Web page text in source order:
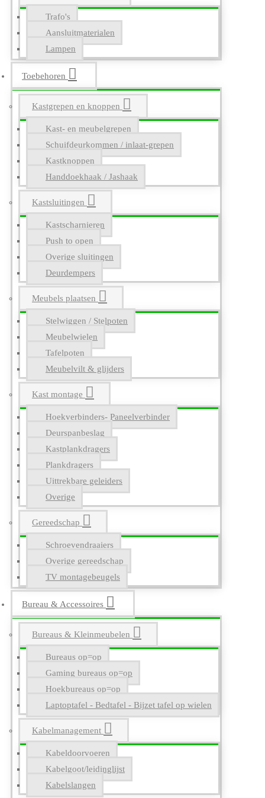
Trafo's
Aansluitmaterialen
Lampen
Toebehoren
Kastgrepen en knoppen
Kast- en meubelgrepen
Schuifdeurkommen / inlaat-grepen
Kastknoppen
Handdoekhaak / Jashaak
Kastsluitingen
Kastscharnieren
Push to open
Overige sluitingen
Deurdempers
Meubels plaatsen
Stelwiggen / Stelpoten
Meubelwielen
Tafelpoten
Meubelvilt & glijders
Kast montage
Hoekverbinders- Paneelverbinder
Deurspanbeslag
Kastplankdragers
Plankdragers
Uittrekbare geleiders
Overige
Gereedschap
Schroevendraaiers
Overige gereedschap
TV montagebeugels
Bureau & Accessoires
Bureaus & Kleinmeubelen
Bureaus op=op
Gaming bureaus op=op
Hoekbureaus op=op
Laptoptafel - Bedtafel - Bijzet tafel op wielen
Kabelmanagement
Kabeldoorvoeren
Kabelgoot/leidinglijst
Kabelslangen